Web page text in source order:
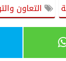
التعاون